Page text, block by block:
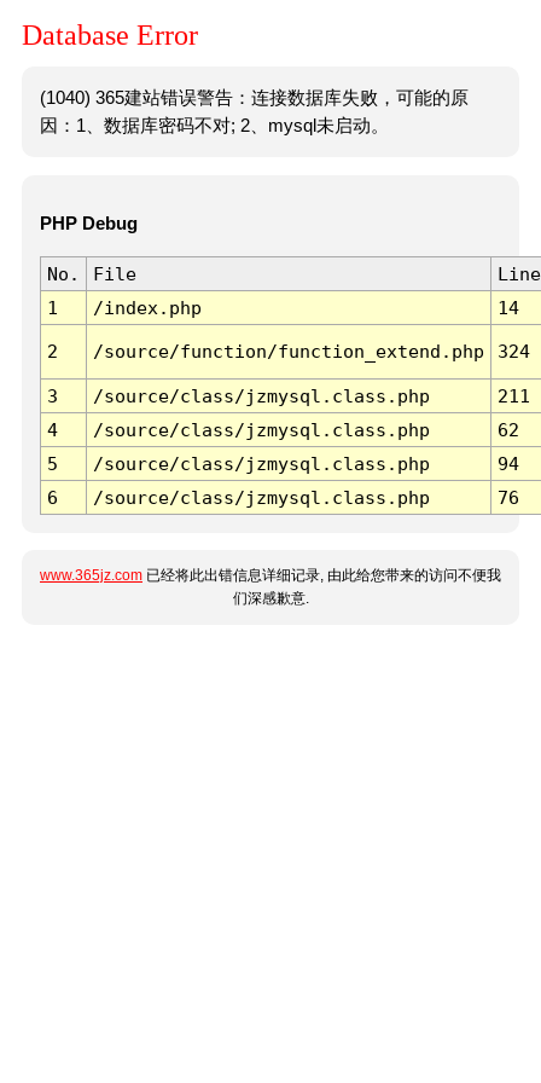
Database Error
(1040) 365建站错误警告：连接数据库失败，可能的原
因：1、数据库密码不对; 2、mysql未启动。
PHP Debug
No. File
Line
1
/index.php 14
2 /source/function/function_extend.php 324
3 /source/class/jzmysql.class.php
211
4
/source/class/jzmysql.class.php
62
5
/source/class/jzmysql.class.php
94
6
/source/class/jzmysql.class.php 76
www.365jz.com 已经将此出错信息详细记录, 由此给您带来的访问不便我
们深感歉意.